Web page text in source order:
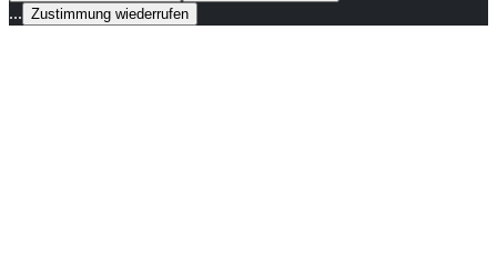
... Zustimmung wiederrufen